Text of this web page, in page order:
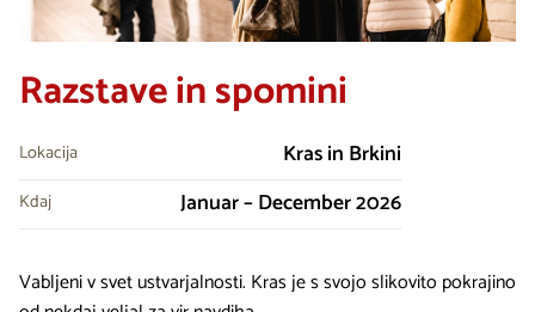
Razstave in spomini
Lokacija Kras in Brkini
Kdaj Januar – December 2026
Vabljeni v svet ustvarjalnosti. Kras je s svojo slikovito pokrajino